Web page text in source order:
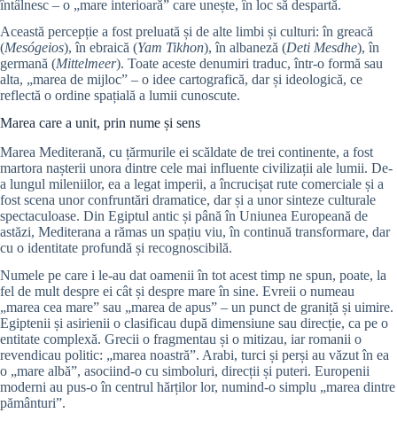
întâlnesc – o „mare interioară” care unește, în loc să despartă.
Această percepție a fost preluată și de alte limbi și culturi: în greacă
(Mesógeios), în ebraică (Yam Tikhon), în albaneză (Deti Mesdhe), în
germană (Mittelmeer). Toate aceste denumiri traduc, într-o formă sau
alta, „marea de mijloc” – o idee cartografică, dar și ideologică, ce
reflectă o ordine spațială a lumii cunoscute.
Marea care a unit, prin nume și sens
Marea Mediterană, cu țărmurile ei scăldate de trei continente, a fost
martora nașterii unora dintre cele mai influente civilizații ale lumii. De-
a lungul mileniilor, ea a legat imperii, a încrucișat rute comerciale și a
fost scena unor confruntări dramatice, dar și a unor sinteze culturale
spectaculoase. Din Egiptul antic și până în Uniunea Europeană de
astăzi, Mediterana a rămas un spațiu viu, în continuă transformare, dar
cu o identitate profundă și recognoscibilă.
Numele pe care i le-au dat oamenii în tot acest timp ne spun, poate, la
fel de mult despre ei cât și despre mare în sine. Evreii o numeau
„marea cea mare” sau „marea de apus” – un punct de graniță și uimire.
Egiptenii și asirienii o clasificau după dimensiune sau direcție, ca pe o
entitate complexă. Grecii o fragmentau și o mitizau, iar romanii o
revendicau politic: „marea noastră”. Arabi, turci și perși au văzut în ea
o „mare albă”, asociind-o cu simboluri, direcții și puteri. Europenii
moderni au pus-o în centrul hărților lor, numind-o simplu „marea dintre
pământuri”.